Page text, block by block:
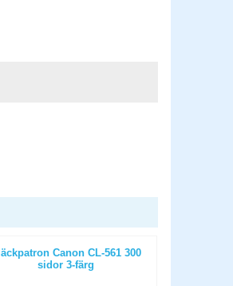
Canon CL-561 300
sidor 3-färg